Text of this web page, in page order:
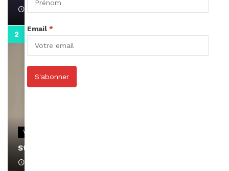
0:13
VIDEOS
Stacy passe un message
Email *
S'abonner